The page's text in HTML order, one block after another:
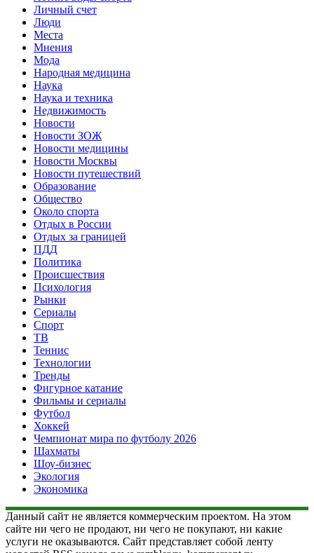
Личный счет
Люди
Места
Мнения
Мода
Народная медицина
Наука
Наука и техника
Недвижимость
Новости
Новости ЗОЖ
Новости медицины
Новости Москвы
Новости путешествий
Образование
Общество
Около спорта
Отдых в России
Отдых за границей
ПДД
Политика
Происшествия
Психология
Рынки
Сериалы
Спорт
ТВ
Теннис
Технологии
Тренды
Фигурное катание
Фильмы и сериалы
Футбол
Хоккей
Чемпионат мира по футболу 2026
Шахматы
Шоу-бизнес
Экология
Экономика
Данный сайт не является коммерческим проектом. На этом
сайте ни чего не продают, ни чего не покупают, ни какие
услуги не оказываются. Сайт представляет собой ленту